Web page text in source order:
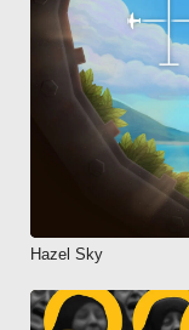
Hazel Sky